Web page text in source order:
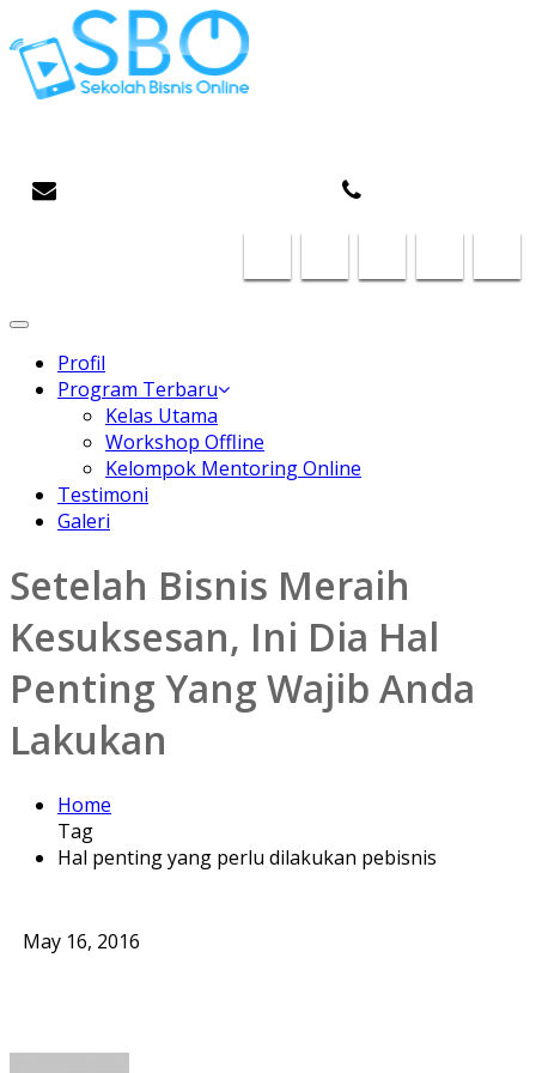
Toggle
Profil
Program Terbaru
Kelas Utama
Workshop Offline
Kelompok Mentoring Online
Testimoni
Galeri
Setelah Bisnis Meraih
Kesuksesan, Ini Dia Hal
Penting Yang Wajib Anda
Lakukan
Home
Tag
Hal penting yang perlu dilakukan pebisnis
May 16, 2016